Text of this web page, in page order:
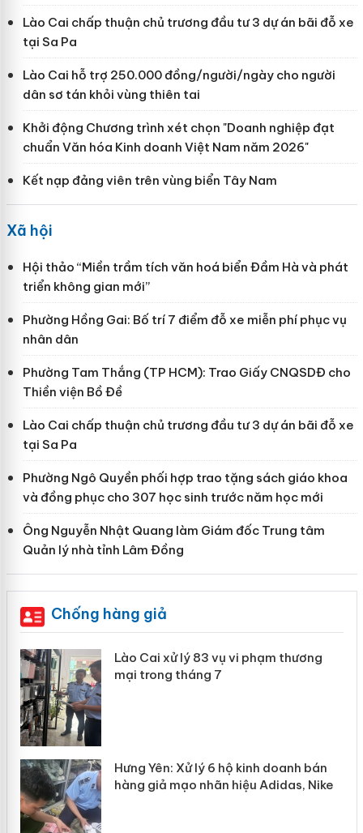
Lào Cai chấp thuận chủ trương đầu tư 3 dự án bãi đỗ xe
tại Sa Pa
Lào Cai hỗ trợ 250.000 đồng/người/ngày cho người
dân sơ tán khỏi vùng thiên tai
Khởi động Chương trình xét chọn "Doanh nghiệp đạt
chuẩn Văn hóa Kinh doanh Việt Nam năm 2026"
Kết nạp đảng viên trên vùng biển Tây Nam
Xã hội
Hội thảo “Miền trầm tích văn hoá biển Đầm Hà và phát
triển không gian mới”
Phường Hồng Gai: Bố trí 7 điểm đỗ xe miễn phí phục vụ
nhân dân
Phường Tam Thắng (TP HCM): Trao Giấy CNQSDĐ cho
Thiền viện Bồ Đề
Lào Cai chấp thuận chủ trương đầu tư 3 dự án bãi đỗ xe
tại Sa Pa
Phường Ngô Quyền phối hợp trao tặng sách giáo khoa
và đồng phục cho 307 học sinh trước năm học mới
Ông Nguyễn Nhật Quang làm Giám đốc Trung tâm
Quản lý nhà tỉnh Lâm Đồng
Chống hàng giả
Lào Cai xử lý 83 vụ vi phạm thương
mại trong tháng 7
Hưng Yên: Xử lý 6 hộ kinh doanh bán
hàng giả mạo nhãn hiệu Adidas, Nike